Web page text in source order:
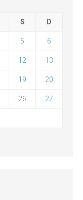
S D
5 6
12 13
19 20
26 27